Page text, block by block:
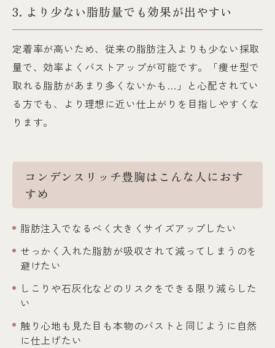
3. より少ない脂肪量でも効果が出やすい
定着率が高いため、従来の脂肪注入よりも少ない採取
量で、効率よくバストアップが可能です。「痩せ型で
取れる脂肪があまり多くないかも…」と心配されてい
る方でも、より理想に近い仕上がりを目指しやすくな
ります。
コンデンスリッチ豊胸はこんな人におす
すめ
脂肪注入でなるべく大きくサイズアップしたい
せっかく入れた脂肪が吸収されて減ってしまうのを
避けたい
しこりや石灰化などのリスクをできる限り減らした
い
触り心地も見た目も本物のバストと同じように自然
に仕上げたい